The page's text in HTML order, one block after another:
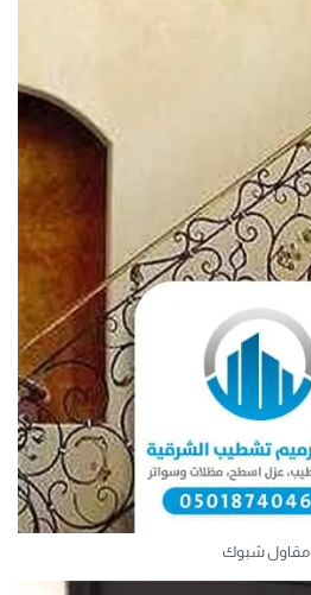
مقاول شبوك